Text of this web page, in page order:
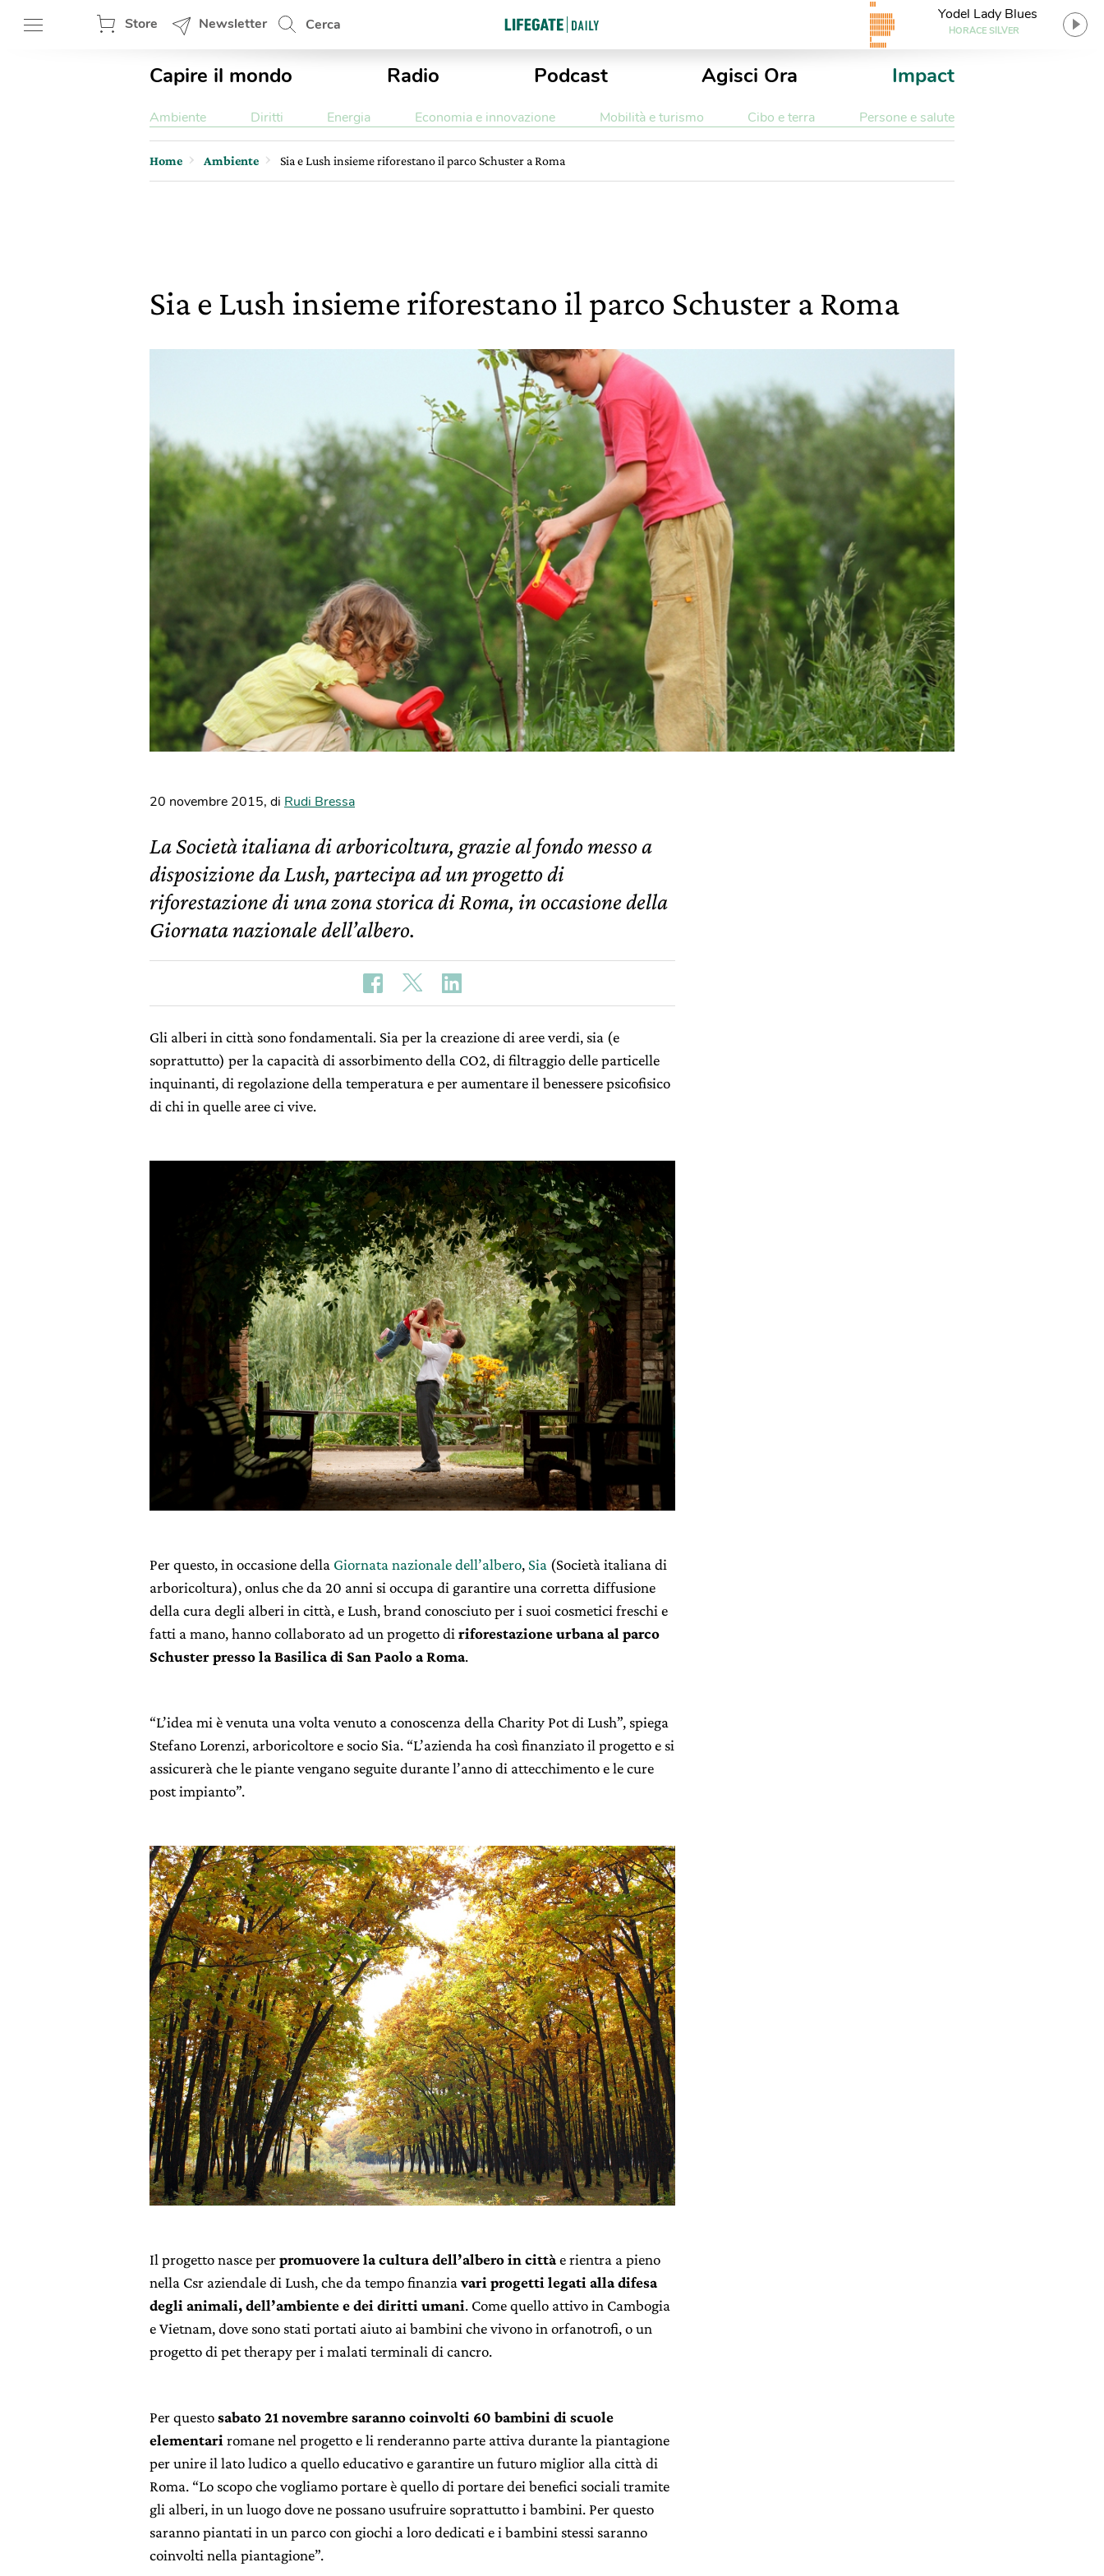
Store Newsletter Cerca
Yodel Lady Blues
HORACE SILVER
Capire il mondo Radio Podcast Agisci Ora Impact
Ambiente Diritti Energia Economia e innovazione Mobilità e turismo Cibo e terra Persone e salute
Home Ambiente Sia e Lush insieme riforestano il parco Schuster a Roma
Sia e Lush insieme riforestano il parco Schuster a Roma
20 novembre 2015, di Rudi Bressa
La Società italiana di arboricoltura, grazie al fondo messo a
disposizione da Lush, partecipa ad un progetto di
riforestazione di una zona storica di Roma, in occasione della
Giornata nazionale dell’albero.
Gli alberi in città sono fondamentali. Sia per la creazione di aree verdi, sia (e
soprattutto) per la capacità di assorbimento della CO2, di filtraggio delle particelle
inquinanti, di regolazione della temperatura e per aumentare il benessere psicofisico
di chi in quelle aree ci vive.
Per questo, in occasione della Giornata nazionale dell’albero, Sia (Società italiana di
arboricoltura), onlus che da 20 anni si occupa di garantire una corretta diffusione
della cura degli alberi in città, e Lush, brand conosciuto per i suoi cosmetici freschi e
fatti a mano, hanno collaborato ad un progetto diriforestazione urbana al parco
Schuster presso la Basilica di San Paolo a Roma.
“L’idea mi è venuta una volta venuto a conoscenza della Charity Pot di Lush”, spiega
Stefano Lorenzi, arboricoltore e socio Sia. “L’azienda ha così finanziato il progetto e si
assicurerà che le piante vengano seguite durante l’anno di attecchimento e le cure
post impianto”.
Il progetto nasce perpromuovere la cultura dell’albero in cittàe rientra a pieno
nella Csr aziendale di Lush, che da tempo finanzia vari progetti legati alla difesa
degli animali, dell’ambiente e dei diritti umani. Come quello attivo in Cambogia
e Vietnam, dove sono stati portati aiuto ai bambini che vivono in orfanotrofi, o un
progetto di pet therapy per i malati terminali di cancro.
Per questosabato 21 novembre saranno coinvolti 60 bambini di scuole
elementari romane nel progetto e li renderanno parte attiva durante la piantagione
per unire il lato ludico a quello educativo e garantire un futuro miglior alla città di
Roma. “Lo scopo che vogliamo portare è quello di portare dei benefici sociali tramite
gli alberi, in un luogo dove ne possano usufruire soprattutto i bambini. Per questo
saranno piantati in un parco con giochi a loro dedicati e i bambini stessi saranno
coinvolti nella piantagione”.